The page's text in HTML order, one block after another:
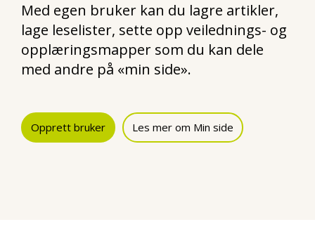
Med egen bruker kan du lagre artikler,
lage leselister, sette opp veilednings- og
opplæringsmapper som du kan dele
med andre på «min side».
Opprett bruker Les mer om Min side